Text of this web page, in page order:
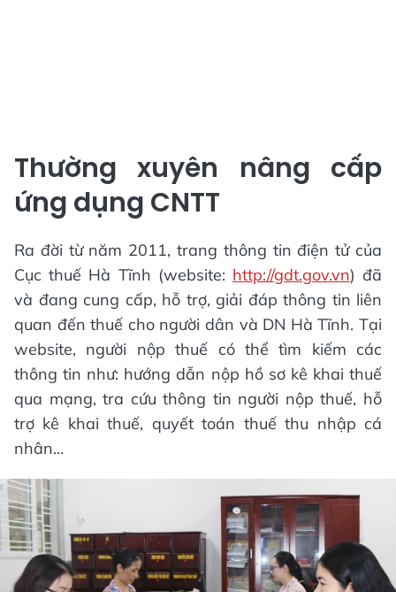
Thường xuyên nâng cấp
ứng dụng CNTT
Ra đời từ năm 2011, trang thông tin điện tử của
Cục thuế Hà Tĩnh (website: http://gdt.gov.vn) đã
và đang cung cấp, hỗ trợ, giải đáp thông tin liên
quan đến thuế cho người dân và DN Hà Tĩnh. Tại
website, người nộp thuế có thể tìm kiếm các
thông tin như: hướng dẫn nộp hồ sơ kê khai thuế
qua mạng, tra cứu thông tin người nộp thuế, hỗ
trợ kê khai thuế, quyết toán thuế thu nhập cá
nhân…